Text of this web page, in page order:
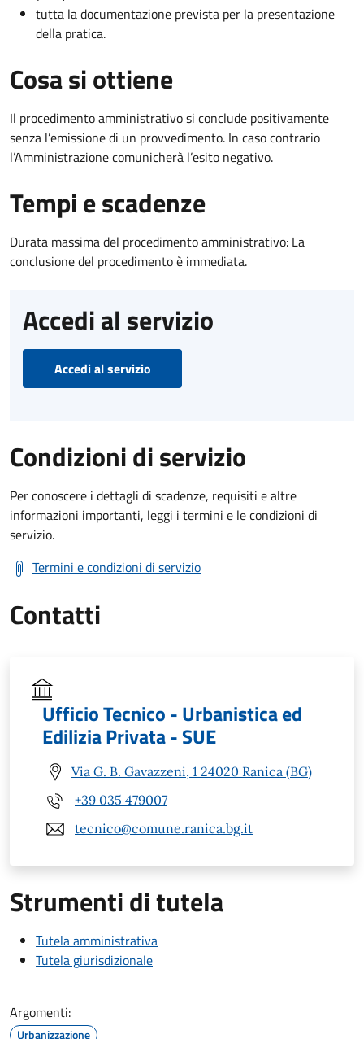
tutta la documentazione prevista per la presentazione
della pratica.
Cosa si ottiene
Il procedimento amministrativo si conclude positivamente
senza l’emissione di un provvedimento. In caso contrario
l’Amministrazione comunicherà l’esito negativo.
Tempi e scadenze
Durata massima del procedimento amministrativo: La
conclusione del procedimento è immediata.
Accedi al servizio
Accedi al servizio
Condizioni di servizio
Per conoscere i dettagli di scadenze, requisiti e altre
informazioni importanti, leggi i termini e le condizioni di
servizio.
Termini e condizioni di servizio
Contatti
Ufficio Tecnico - Urbanistica ed
Edilizia Privata - SUE
Via G. B. Gavazzeni, 1 24020 Ranica (BG)
+39 035 479007
tecnico@comune.ranica.bg.it
Strumenti di tutela
Tutela amministrativa
Tutela giurisdizionale
Argomenti:
Urbanizzazione